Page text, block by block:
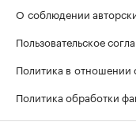
О соблюдении
Пользовательское
Политика в отношении
Политика обработки